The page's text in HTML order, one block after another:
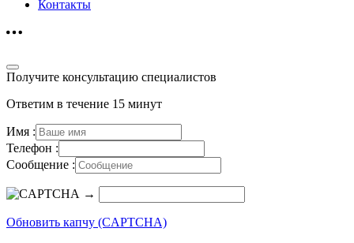
Контакты
Получите консультацию специалистов
Ответим в течение 15 минут
Имя :
Телефон :
Сообщение :
→
Обновить капчу (CAPTCHA)